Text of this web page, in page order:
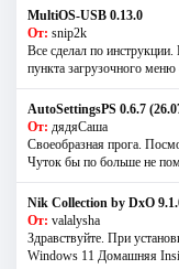
MultiOS-USB 0.13.0
От: snip2k
Все сделал по
пункта загрузочного
AutoSettingsPS 0.6.7
От: дядяСаша
Своеобразная прога.
Чуток бы по больше не
Nik Collection by DxO
От: valalysha
Здравствуйте. При
Windows 11 Домашняя